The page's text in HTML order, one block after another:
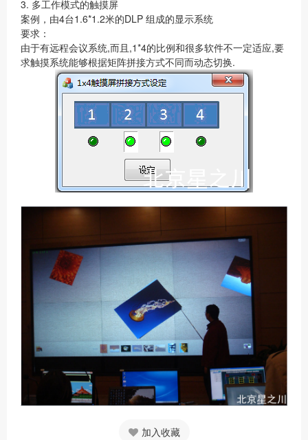
3. 多工作模式的触摸屏
案例，由4台1.6*1.2米的DLP 组成的显示系统
要求：
由于有远程会议系统,而且,1*4的比例和很多软件不一定适应,要
求触摸系统能够根据矩阵拼接方式不同而动态切换.
加入收藏